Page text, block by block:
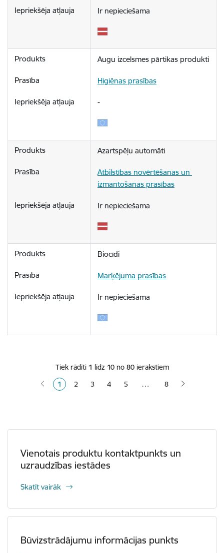
Ir nepieciešama
Augu izcelsmes pārtikas produkti
Higiēnas prasības
-
Azartspēļu automāti
Atbilstības novērtēšanas un
izmantošanas prasības
Ir nepieciešama
Biocīdi
Marķējuma prasības
Ir nepieciešama
Tiek rādīti 1 līdz 10 no 80 ierakstiem
1
2 3 4 5 … 8
Vienotais produktu kontaktpunkts un
uzraudzības iestādes
Skatīt vairāk
Būvizstrādājumu informācijas punkts